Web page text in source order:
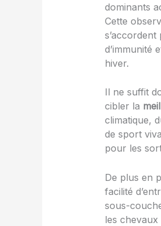
dominants
Cette
d’immunité
hiver.
Il ne suffit
cibler la
climatique,
de sport
pour les
De plus en
facilité
sous-
les chevaux